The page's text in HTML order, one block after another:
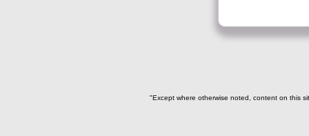
"Except where otherwise noted, content on this